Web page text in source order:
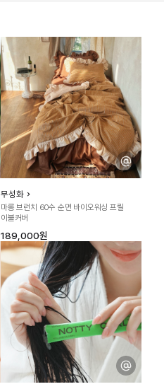
무성화
마롱 브런치 60수 순면 바이오워싱 프릴
이불커버
189,000원